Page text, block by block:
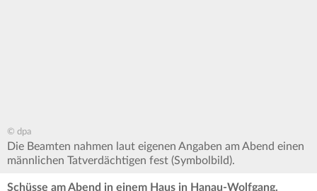
© dpa
Die Beamten nahmen laut eigenen Angaben am Abend einen
männlichen Tatverdächtigen fest (Symbolbild).
Schüsse am Abend in einem Haus in Hanau-Wolfgang.